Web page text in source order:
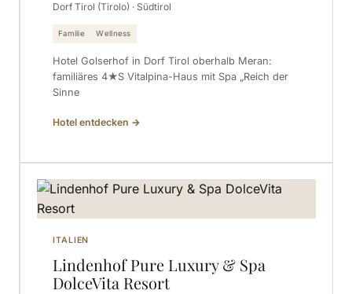
Dorf Tirol (Tirolo) · Südtirol
Familie Wellness
Hotel Golserhof in Dorf Tirol oberhalb Meran:
familiäres 4★S Vitalpina-Haus mit Spa „Reich der
Sinne
Hotel entdecken →
ITALIEN
Lindenhof Pure Luxury & Spa
DolceVita Resort